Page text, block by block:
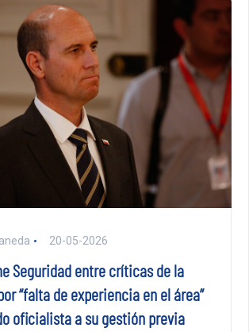
20-05-2026
Seguridad entre críticas de la
“falta de experiencia en el área”
oficialista a su gestión previa